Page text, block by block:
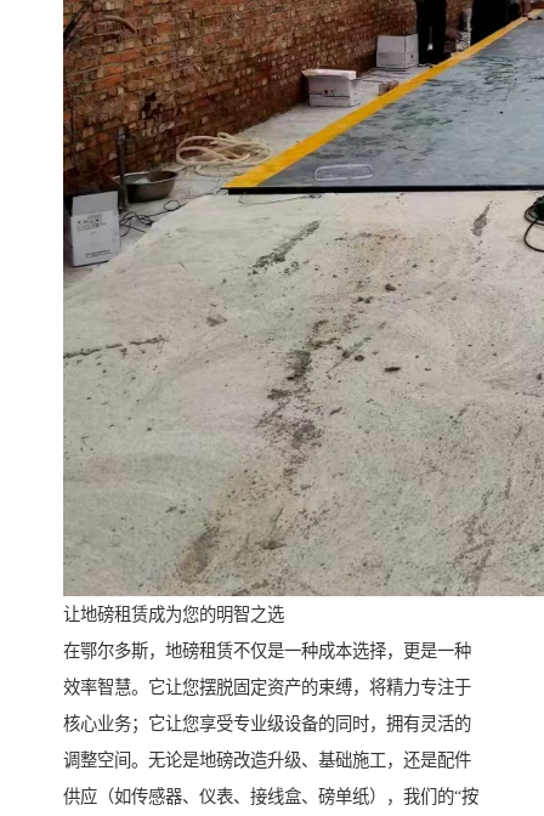
让地磅租赁成为您的明智之选
在鄂尔多斯，地磅租赁不仅是一种成本选择，更是一种
效率智慧。它让您摆脱固定资产的束缚，将精力专注于
核心业务；它让您享受专业级设备的同时，拥有灵活的
调整空间。无论是地磅改造升级、基础施工，还是配件
供应（如传感器、仪表、接线盒、磅单纸），我们的“按